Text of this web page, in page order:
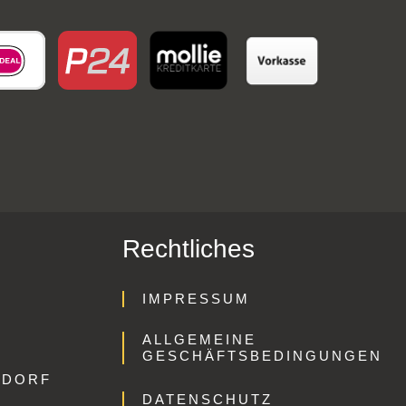
Rechtliches
IMPRESSUM
ALLGEMEINE
GESCHÄFTSBEDINGUNGEN
DATENSCHUTZ